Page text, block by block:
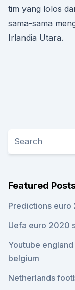
tim yang lolos
sama-sama
Irlandia Utara.
Featured
Predictions euro
Uefa euro 2020
Youtube
belgium
Netherlands